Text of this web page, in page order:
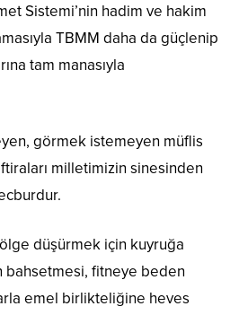
Sistemi’nin hadim ve hakim
TBMM daha da güçlenip
tam manasıyla
görmek istemeyen müflis
milletimizin sinesinden
düşürmek için kuyruğa
fitneye beden
emel birlikteliğine heves